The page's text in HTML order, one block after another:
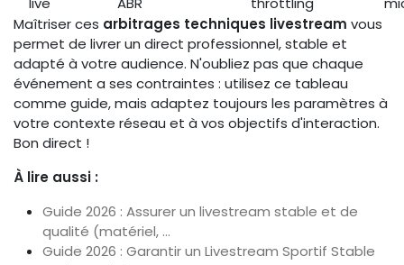
Maîtriser ces arbitrages techniques livestream vous
permet de livrer un direct professionnel, stable et
adapté à votre audience. N'oubliez pas que chaque
événement a ses contraintes : utilisez ce tableau
comme guide, mais adaptez toujours les paramètres à
votre contexte réseau et à vos objectifs d'interaction.
Bon direct !
À lire aussi :
Guide 2026 : Assurer un livestream stable et de
qualité (matériel, …
Guide 2026 : Garantir un Livestream Sportif Stable